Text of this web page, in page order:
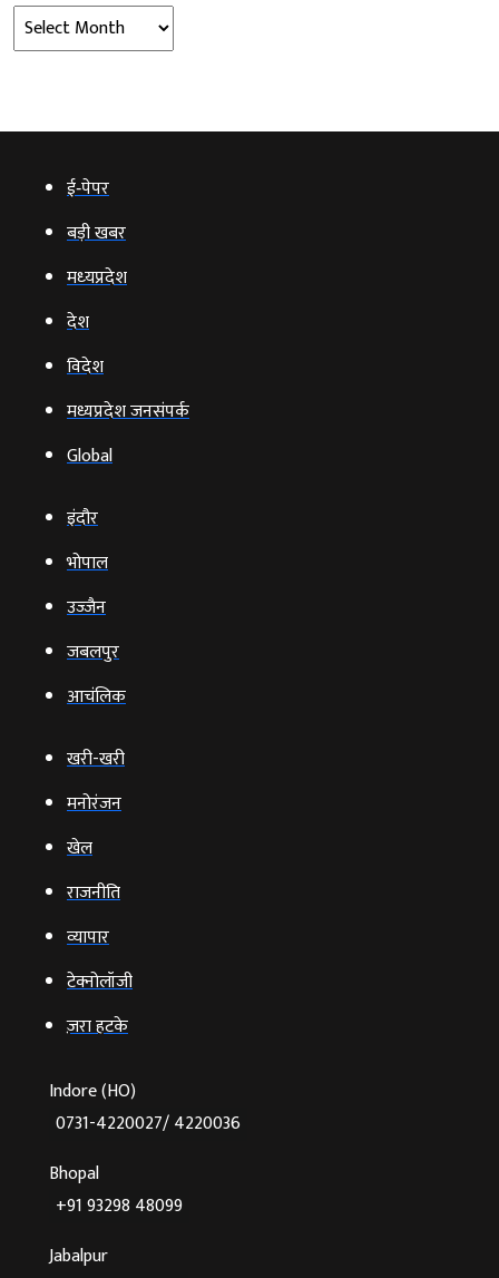
Archives
ई‑पेपर
बड़ी खबर
मध्‍यप्रदेश
देश
विदेश
मध्यप्रदेश जनसंपर्क
Global
इंदौर
भोपाल
उज्‍जैन
जबलपुर
आचंलिक
खरी-खरी
मनोरंजन
खेल
राजनीति
व्‍यापार
टेक्‍नोलॉजी
ज़रा हटके
Indore (HO)
0731-4220027/ 4220036
Bhopal
+91 93298 48099
Jabalpur